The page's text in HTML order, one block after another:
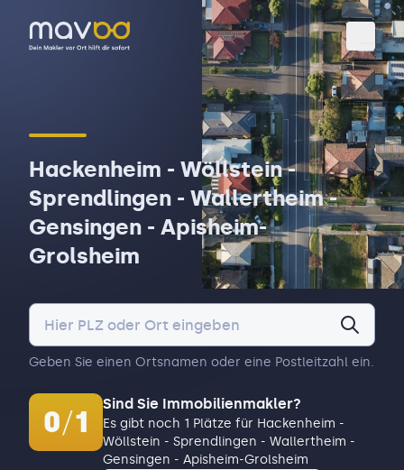
Hackenheim - Wöllstein -
Sprendlingen - Wallertheim -
Gensingen - Apisheim-
Grolsheim
Geben Sie einen Ortsnamen oder eine Postleitzahl ein.
0/1
Sind Sie Immobilienmakler?
Es gibt noch 1 Plätze für Hackenheim -
Wöllstein - Sprendlingen - Wallertheim -
Gensingen - Apisheim-Grolsheim